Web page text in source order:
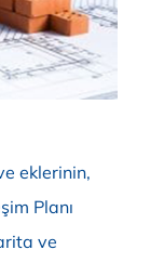
eklerinin,
Planı
ve